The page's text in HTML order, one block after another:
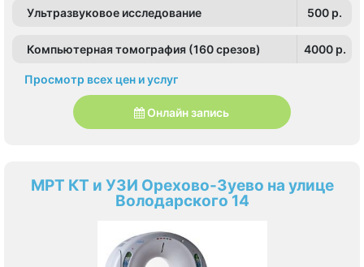
Ультразвуковое исследование 500 p.
Компьютерная томография (160 срезов) 4000 p.
Просмотр всех цен и услуг
Онлайн запись
МРТ КТ и УЗИ Орехово-Зуево на улице
Володарского 14